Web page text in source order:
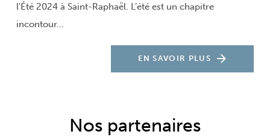
l'Été 2024 à Saint-Raphaël. L’été est un chapitre
incontour...
EN SAVOIR PLUS
Nos partenaires